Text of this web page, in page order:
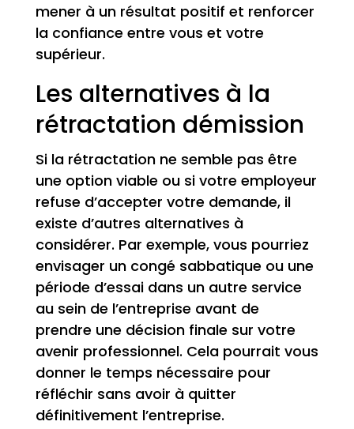
mener à un résultat positif et renforcer
la confiance entre vous et votre
supérieur.
Les alternatives à la
rétractation démission
Si la rétractation ne semble pas être
une option viable ou si votre employeur
refuse d’accepter votre demande, il
existe d’autres alternatives à
considérer. Par exemple, vous pourriez
envisager un congé sabbatique ou une
période d’essai dans un autre service
au sein de l’entreprise avant de
prendre une décision finale sur votre
avenir professionnel. Cela pourrait vous
donner le temps nécessaire pour
réfléchir sans avoir à quitter
définitivement l’entreprise.